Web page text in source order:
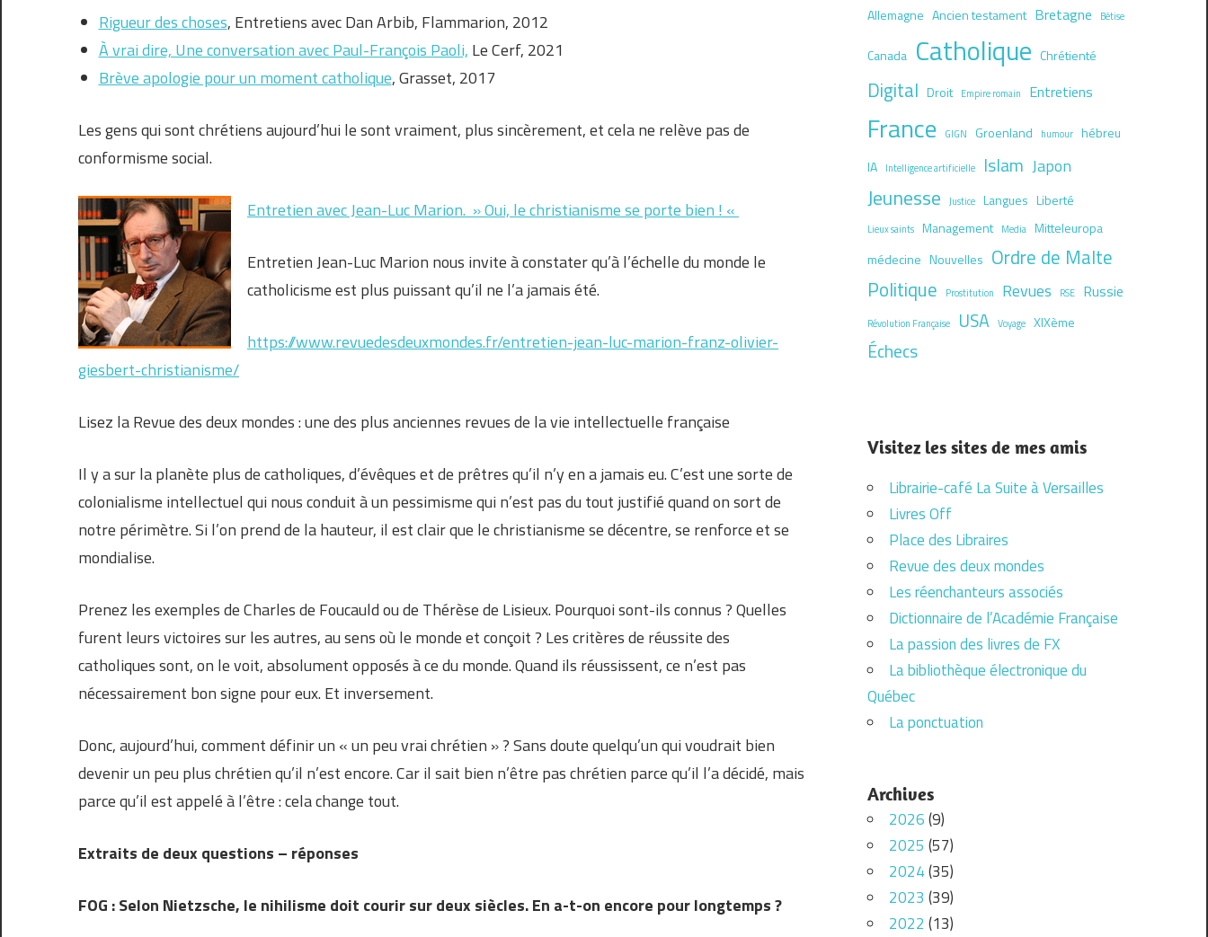
Rigueur des choses, Entretiens avec Dan Arbib, Flammarion, 2012
À vrai dire, Une conversation avec Paul-François Paoli, Le Cerf, 2021
Brève apologie pour un moment catholique, Grasset, 2017
Les gens qui sont chrétiens aujourd’hui le sont vraiment, plus sincèrement, et cela ne relève pas de
conformisme social.
Entretien avec Jean-Luc Marion. » Oui, le christianisme se porte bien ! «
Entretien Jean-Luc Marion nous invite à constater qu’à l’échelle du monde le
catholicisme est plus puissant qu’il ne l’a jamais été.
https://www.revuedesdeuxmondes.fr/entretien-jean-luc-marion-franz-olivier-
giesbert-christianisme/
Lisez la Revue des deux mondes : une des plus anciennes revues de la vie intellectuelle française
Il y a sur la planète plus de catholiques, d’évêques et de prêtres qu’il n’y en a jamais eu. C’est une sorte de
colonialisme intellectuel qui nous conduit à un pessimisme qui n’est pas du tout justifié quand on sort de
notre périmètre. Si l’on prend de la hauteur, il est clair que le christianisme se décentre, se renforce et se
mondialise.
Prenez les exemples de Charles de Foucauld ou de Thérèse de Lisieux. Pourquoi sont-ils connus ? Quelles
furent leurs victoires sur les autres, au sens où le monde et conçoit ? Les critères de réussite des
catholiques sont, on le voit, absolument opposés à ce du monde. Quand ils réussissent, ce n’est pas
nécessairement bon signe pour eux. Et inversement.
Donc, aujourd’hui, comment définir un « un peu vrai chrétien » ? Sans doute quelqu’un qui voudrait bien
devenir un peu plus chrétien qu’il n’est encore. Car il sait bien n’être pas chrétien parce qu’il l’a décidé, mais
parce qu’il est appelé à l’être : cela change tout.
Extraits de deux questions – réponses
FOG : Selon Nietzsche, le nihilisme doit courir sur deux siècles. En a-t-on encore pour longtemps ?
Allemagne Ancien testament Bretagne Bêtise
Canada Catholique Chrétienté
Digital Droit Empire romain Entretiens
France GIGN Groenland humour hébreu
IA
Intelligence artificielle Islam Japon
Jeunesse Justice Langues Liberté
Lieux saints Management Media Mitteleuropa
médecine Nouvelles Ordre de Malte
Politique
Prostitution Revues RSE Russie
Révolution Française USA Voyage XIXème
Échecs
Visitez les sites de mes amis
Librairie-café La Suite à Versailles
Livres Off
Place des Libraires
Revue des deux mondes
Les réenchanteurs associés
Dictionnaire de l’Académie Française
La passion des livres de FX
La bibliothèque électronique du
Québec
La ponctuation
Archives
2026(9)
2025 (57)
2024(35)
2023 (39)
2022 (13)